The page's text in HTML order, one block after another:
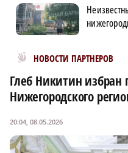
НОВОСТИ ПАРТНЕРОВ
Новости МирТесен
Глеб Никитин избран
Нижегородского
20:04, 08.05.2026